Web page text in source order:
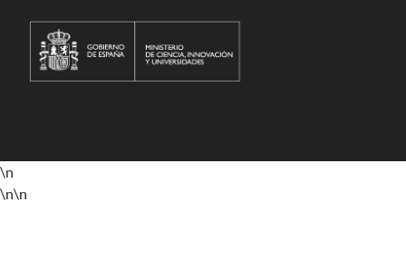
\n
\n\n